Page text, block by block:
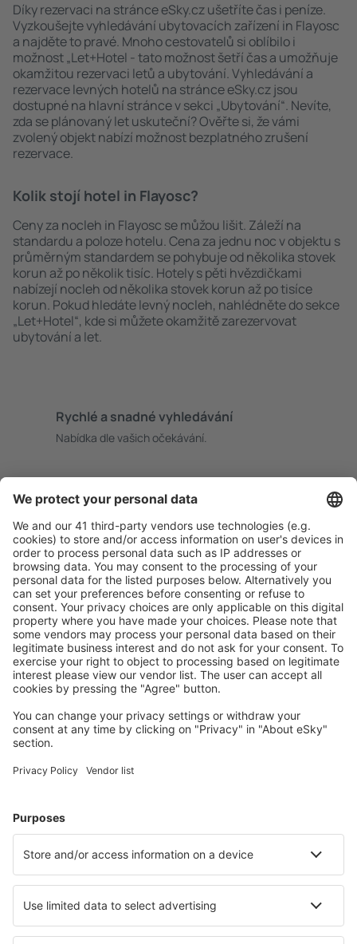
Díky rezervaci na stránce eSky.cz ušetříte čas i peníze.
Vyzkoušejte vyhledávání ubytovacích zařízení in Flayosc
a najděte to pravé. Mnoho cestovatelů si oblíbilo i
možnost „Let+Hotel - tato možnost šetří čas a umožňuje
okamžitou rezervaci letů a ubytování. Vyhledávání a
rezervace levných hotelů na stránce eSky.cz jsou
dostupné na hlavní stránce v sekci „Ubytování“. Nevíte,
zda se plánovaný let uskuteční? Ověřte si, že vámi
zvolený objekt nabízí možnost bezplatného zrušení
rezervace.
Kolik stojí hotel in Flayosc?
Ceny za nocleh in Flayosc se můžou lišit. Záleží na
standardu a poloze hotelu. Cena za jednu noc v objektu s
průměrným standardem se pohybuje od několika stovek
korun až po několik tisíc. Hotely s pěti hvězdičkami
nabízejí nocleh od několika stovek korun až po tisíce
korun. Pokud hledáte levný nocleh, nahlédněte do sekce
„Let+Hotel“, kde si můžete okamžitě zarezervovat
ubytování a let.
Rychlé a snadné vyhledávání
Nabídka dle vašich očekávání.
Bezproblémová rezervace s možností bezplatného
zrušení.
S námi ušetříte
Atraktivní ceny a speciální nabídky pro přihlášené
uživatele.
Ubytování dle vašeho gusta
Vyberte si z více než 1.3 milionu zařízení: hotelů,
apartmánů, chat a dalších.
Nejvyhledávanější hotely uživateli eSky
Hotely ve Francii - Oblíbená města
Hotely in Cannes Hotely v Paříži Hotely v Nice
Hotely in La Baule-Escoublac Hotely in Balaruc-les-Bains
Hotely in Le Grau Du Roi